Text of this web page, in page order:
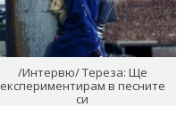
/Интервю/ Тереза: Ще
експериментирам в песните
си